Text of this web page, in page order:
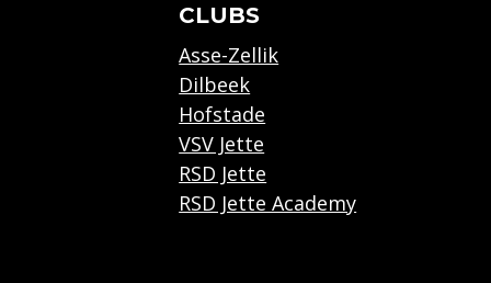
CLUBS
Asse-Zellik
Dilbeek
Hofstade
VSV Jette
RSD Jette
RSD Jette Academy